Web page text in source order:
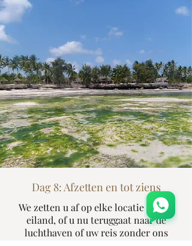
Dag 8: Afzetten en tot ziens
We zetten u af op elke locatie op het
eiland, of u nu teruggaat naar de
luchthaven of uw reis zonder ons